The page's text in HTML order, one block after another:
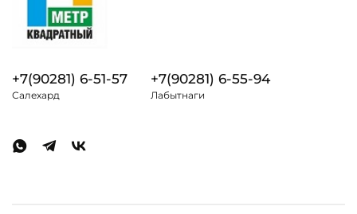
+7(90281) 6-51-57
Салехард
+7(90281) 6-55-94
Лабытнаги